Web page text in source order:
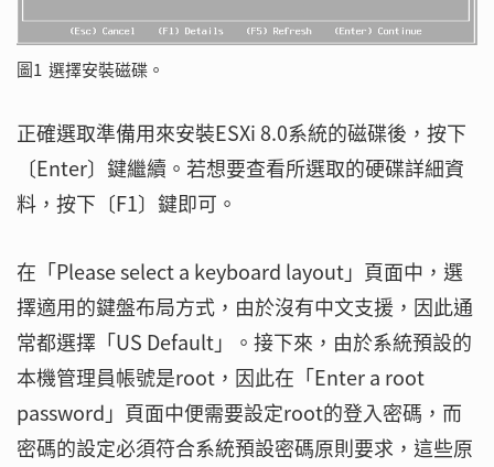
圖1 選擇安裝磁碟。
正確選取準備用來安裝ESXi 8.0系統的磁碟後，按下
〔Enter〕鍵繼續。若想要查看所選取的硬碟詳細資
料，按下〔F1〕鍵即可。
在「Please select a keyboard layout」頁面中，選
擇適用的鍵盤布局方式，由於沒有中文支援，因此通
常都選擇「US Default」。接下來，由於系統預設的
本機管理員帳號是root，因此在「Enter a root
password」頁面中便需要設定root的登入密碼，而
密碼的設定必須符合系統預設密碼原則要求，這些原